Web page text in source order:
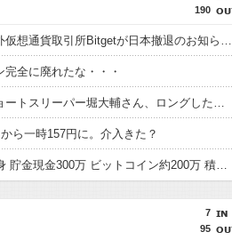
190
【悲報】海外仮想通貨取引所Bitgetが日本撤退のお知らせ・・・
完全に廃れたな・・・
【悲報】ショートスリーパー堀大輔さん、ロングしたドル円が為替介入でロスカットされ大損失・・・
ら一時157円に。介入きた？
ワイ49歳独身 貯金現金300万 ビットコイン約200万 積み立て保険150万 ローン月15万←こいつ
7
95